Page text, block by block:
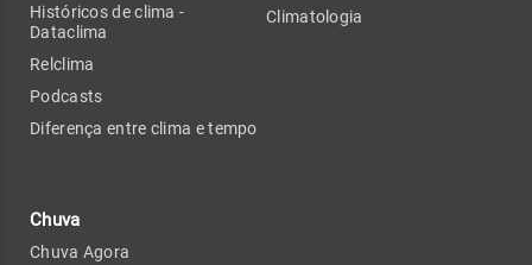
Históricos de clima -
Dataclima
Relclima
Podcasts
Diferença entre clima e tempo
Chuva
Chuva Agora
Climatologia